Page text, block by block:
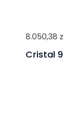
Cristal
8.050,38